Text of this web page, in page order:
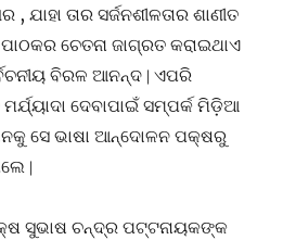
ତାର ସର୍ଜନଶୀଳତାର ଶାଣୀତ
ଚେତନା ଜାଗ୍ରତ କରାଇଥାଏ
ବିରଳ ଆନନ୍ଦ ∣ ଏପରି
ଦେବାପାଇଁ ସମ୍ପର୍କ ମିଡ଼ିଆ
ସେ ଭାଷା ଆନ୍ଦୋଳନ ପକ୍ଷରୁ
∣
ସୁଭାଷ ଚନ୍ଦ୍ର ପଟ୍ଟନାୟକଙ୍କ